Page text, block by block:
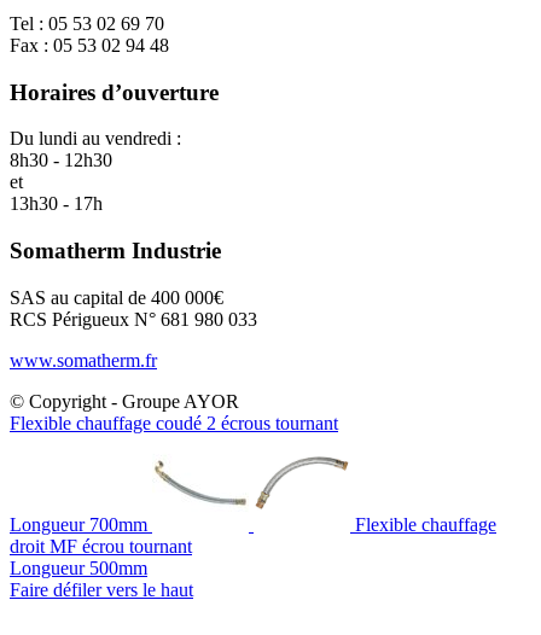
Tel : 05 53 02 69 70
Fax : 05 53 02 94 48
Horaires d’ouverture
Du lundi au vendredi :
8h30 - 12h30
et
13h30 - 17h
Somatherm Industrie
SAS au capital de 400 000€
RCS Périgueux N° 681 980 033
www.somatherm.fr
© Copyright - Groupe AYOR
Flexible chauffage coudé 2 écrous tournant
Longueur 700mm
Flexible chauffage
droit MF écrou tournant
Longueur 500mm
Faire défiler vers le haut